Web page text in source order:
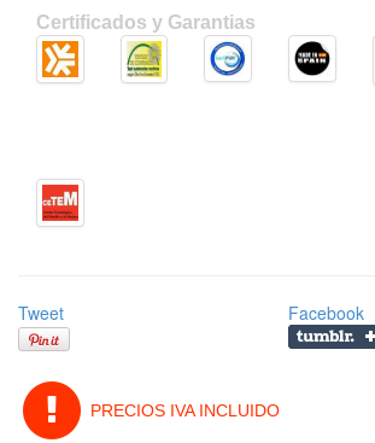
Certificados y Garantias
Tweet Facebook
PRECIOS IVA INCLUIDO